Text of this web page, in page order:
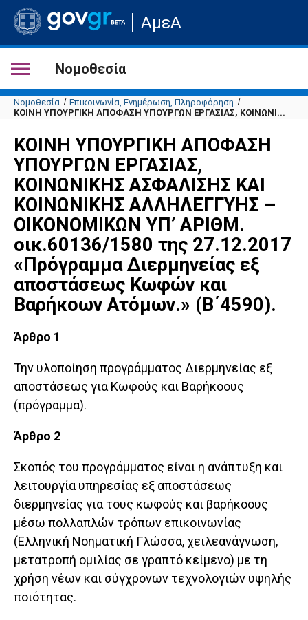
Μετάβαση
στην
σελίδα
του
ΑμεΑ
Νομοθεσία
Νομοθεσία
Επικοινωνία, Ενημέρωση, Πληροφόρηση
ΚΟΙΝΗ ΥΠΟΥΡΓΙΚΗ ΑΠΟΦΑΣΗ ΥΠΟΥΡΓΩΝ ΕΡΓΑΣΙΑΣ, ΚΟΙΝΩΝΙ...
ΚΟΙΝΗ ΥΠΟΥΡΓΙΚΗ ΑΠΟΦΑΣΗ
ΥΠΟΥΡΓΩΝ ΕΡΓΑΣΙΑΣ,
ΚΟΙΝΩΝΙΚΗΣ ΑΣΦΑΛΙΣΗΣ ΚΑΙ
ΚΟΙΝΩΝΙΚΗΣ ΑΛΛΗΛΕΓΓΥΗΣ –
ΟΙΚΟΝΟΜΙΚΩΝ ΥΠ’ ΑΡΙΘΜ.
οικ.60136/1580 της 27.12.2017
«Πρόγραμμα Διερμηνείας εξ
αποστάσεως Κωφών και
Βαρήκοων Ατόμων.» (Β΄4590).
Άρθρο 1
Την υλοποίηση προγράμματος Διερμηνείας εξ
αποστάσεως για Κωφούς και Βαρήκοους
(πρόγραμμα).
Άρθρο 2
Σκοπός του προγράμματος είναι η ανάπτυξη και
λειτουργία υπηρεσίας εξ αποστάσεως
διερμηνείας για τους κωφούς και βαρήκοους
μέσω πολλαπλών τρόπων επικοινωνίας
(Ελληνική Νοηματική Γλώσσα, χειλεανάγνωση,
μετατροπή ομιλίας σε γραπτό κείμενο) με τη
χρήση νέων και σύγχρονων τεχνολογιών υψηλής
ποιότητας.